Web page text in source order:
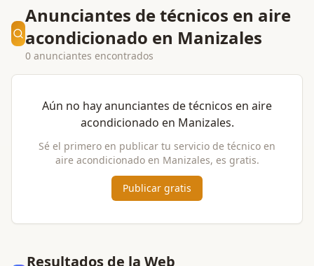
Anunciantes de técnicos en aire
acondicionado en Manizales
0 anunciantes encontrados
Aún no hay anunciantes detécnicos en aire
acondicionado en Manizales.
Sé el primero en publicar tu servicio de técnico en
aire acondicionadoen Manizales, es gratis.
Publicar gratis
Resultados de la Web